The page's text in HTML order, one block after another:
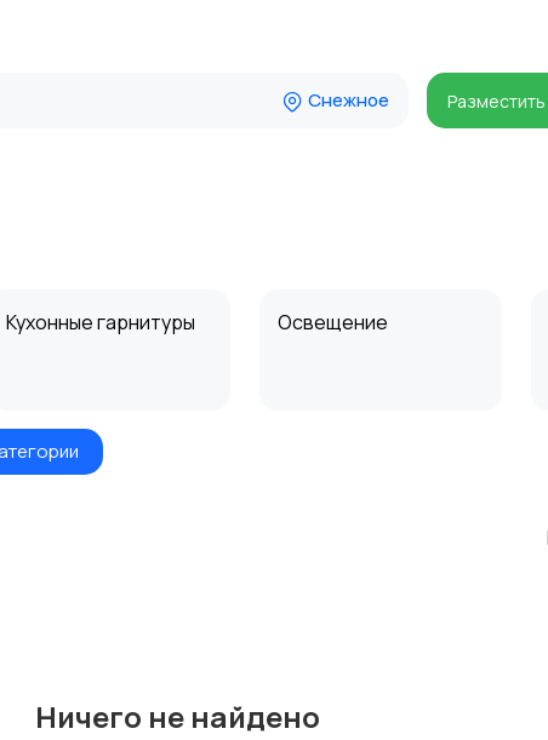
Снежное
Кухонные гарнитуры Освещение
Растения и семена
Ничего не найдено